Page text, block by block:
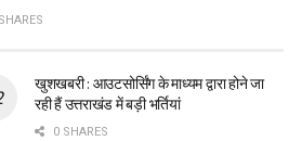
खुशखबरी : आउटसोर्सिंग के माध्यम द्वारा होने जा
रही हैं उत्तराखंड में बड़ी भर्तियां
0 SHARES